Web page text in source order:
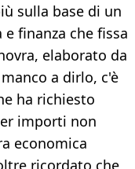
sulla base di un
finanza che fissa
elaborato da
a dirlo, c'è
ha richiesto
importi non
economica
ricordato che